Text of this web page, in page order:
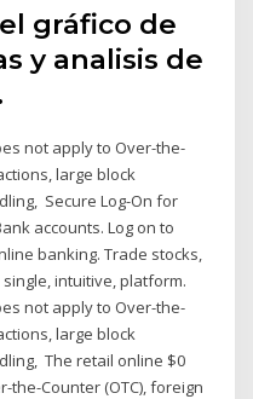
gráfico de
y analisis de
not apply to Over-the-
large block
Secure Log-On for
accounts. Log on to
banking. Trade stocks,
intuitive, platform.
not apply to Over-the-
large block
The retail online $0
the-Counter (OTC), foreign